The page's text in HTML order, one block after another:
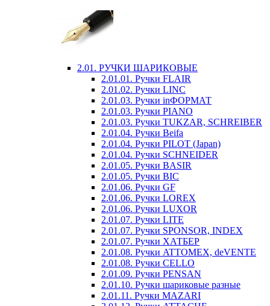
2.01. РУЧКИ ШАРИКОВЫЕ
2.01.01. Ручки FLAIR
2.01.02. Ручки LINC
2.01.03. Ручки inФОРМАТ
2.01.03. Ручки PIANO
2.01.03. Ручки TUKZAR, SCHREIBER
2.01.04. Ручки Beifa
2.01.04. Ручки PILOT (Japan)
2.01.04. Ручки SCHNEIDER
2.01.05. Ручки BASIR
2.01.05. Ручки BIC
2.01.06. Ручки GF
2.01.06. Ручки LOREX
2.01.06. Ручки LUXOR
2.01.07. Ручки LITE
2.01.07. Ручки SPONSOR, INDEX
2.01.07. Ручки ХАТБЕР
2.01.08. Ручки ATTOMEX, deVENTE
2.01.08. Ручки CELLO
2.01.09. Ручки PENSAN
2.01.10. Ручки шариковые разные
2.01.11. Ручки MAZARI